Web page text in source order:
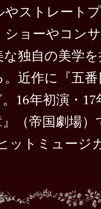
ストレート
ョーやコン
独自の美学
近作に『五
。16年初演・
（帝国劇場）
ットミュージ